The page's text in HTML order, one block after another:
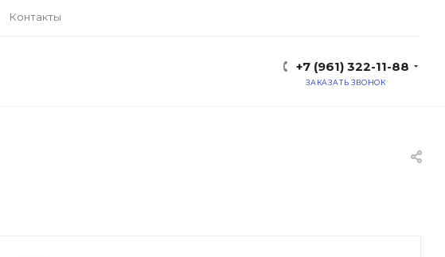
Контакты
+7 (961) 322-11-88
ЗАКАЗАТЬ ЗВОНОК